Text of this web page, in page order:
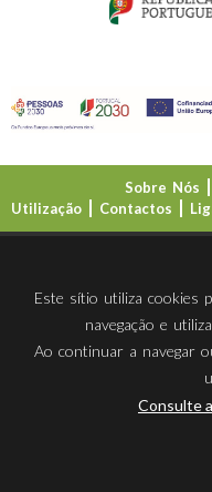
Sobre Nós
Utilização
Contactos
Este sítio utiliza cookies
navegação e
Ao continuar a navegar
Consulte